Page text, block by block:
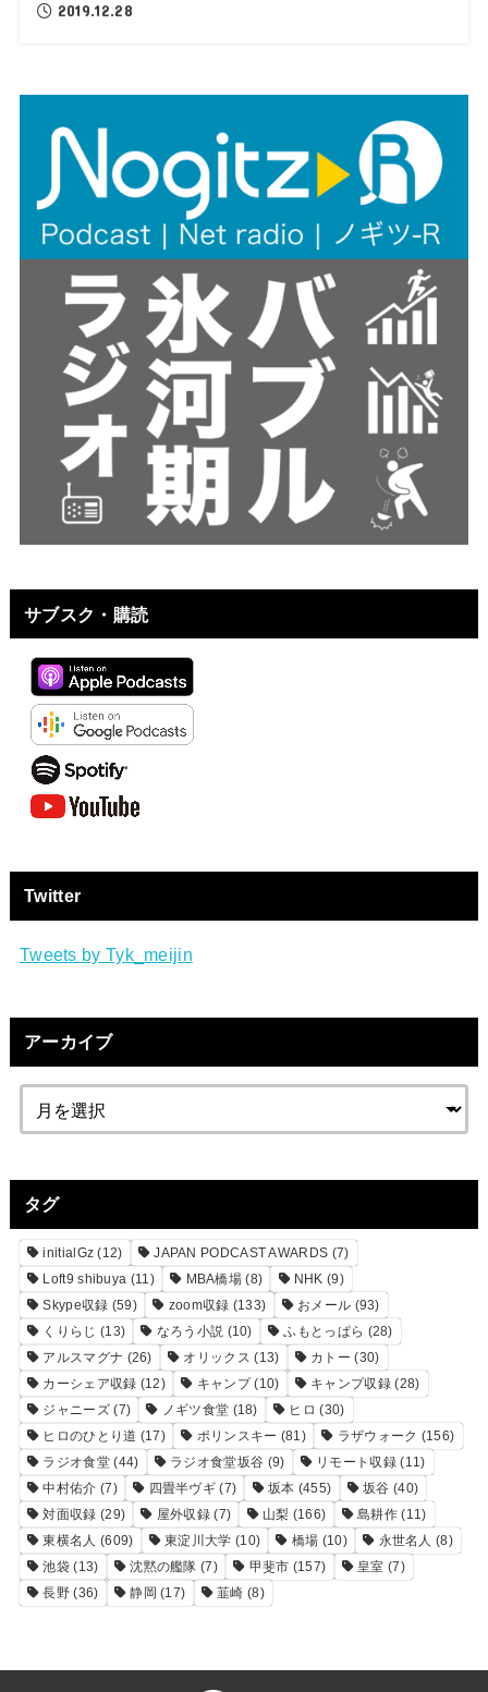
2019.12.28
サブスク・購読
Twitter
Tweets by Tyk_meijin
アーカイブ
タグ
initialGz (12) JAPAN PODCAST AWARDS (7)
Loft9 shibuya (11) MBA橋場 (8) NHK (9)
Skype収録 (59) zoom収録 (133) おメール (93)
くりらじ (13) なろう小説 (10) ふもとっぱら (28)
アルスマグナ (26) オリックス (13) カトー (30)
カーシェア収録 (12) キャンプ(10) キャンプ収録(28)
ジャニーズ(7) ノギツ食堂 (18) ヒロ (30)
ヒロのひとり道 (17) ポリンスキー (81) ラザウォーク (156)
ラジオ食堂(44) ラジオ食堂坂谷 (9) リモート収録(11)
中村佑介 (7) 四畳半ヴギ (7) 坂本 (455) 坂谷 (40)
対面収録 (29) 屋外収録 (7) 山梨 (166) 島耕作(11)
東横名人 (609) 東淀川大学 (10) 橋場 (10) 永世名人 (8)
池袋 (13) 沈黙の艦隊 (7) 甲斐市 (157) 皇室 (7)
長野 (36) 静岡 (17) 韮崎 (8)